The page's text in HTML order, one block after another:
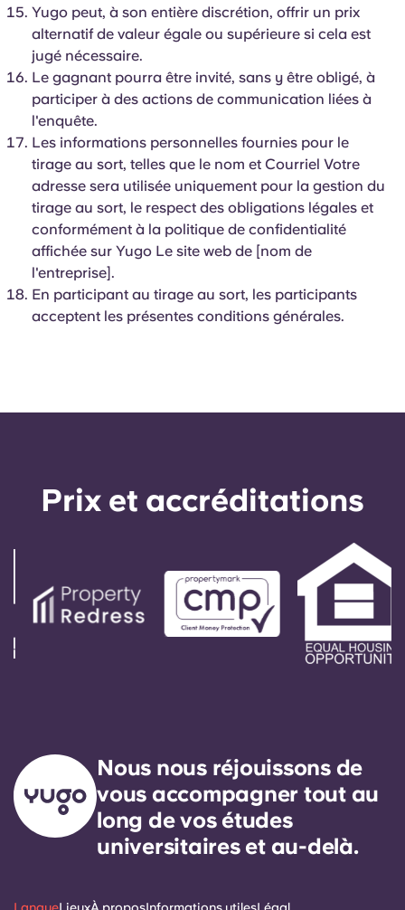
Yugo peut, à son entière discrétion, offrir un prix
alternatif de valeur égale ou supérieure si cela est
jugé nécessaire.
Le gagnant pourra être invité, sans y être obligé, à
participer à des actions de communication liées à
l'enquête.
Les informations personnelles fournies pour le
tirage au sort, telles que le nom et Courriel Votre
adresse sera utilisée uniquement pour la gestion du
tirage au sort, le respect des obligations légales et
conformément à la politique de confidentialité
affichée sur Yugo Le site web de [nom de
l'entreprise].
En participant au tirage au sort, les participants
acceptent les présentes conditions générales.
Prix ​​et accréditations
Nous nous réjouissons de
vous accompagner tout au
long de vos études
universitaires et au-delà.